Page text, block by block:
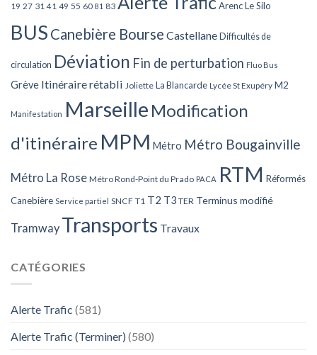
19 27 31 41 49 55 60 81 83 Arenc Le Silo
BUS Canebière Bourse Castellane Difficultés de
circulation Déviation Fin de perturbation Fluo Bus
Grève Itinéraire rétabli Joliette La Blancarde Lycée St Exupéry M2
Manifestation Marseille Modification
d'itinéraire MPM Métro Métro Bougainville
Métro La Rose Métro Rond-Point du Prado PACA RTM Réformés
Canebière Service partiel SNCF T1 T2 T3 TER Terminus modifié
Tramway Transports Travaux
CATÉGORIES
Alerte Trafic (581)
Alerte Trafic (Terminer) (580)